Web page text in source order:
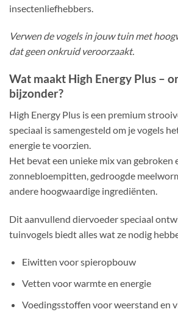
insectenliefhebbers.
Verwen de vogels in jouw tuin met
dat geen onkruid veroorzaakt.
Wat maakt High Energy Plus –
bijzonder?
High Energy Plus is een premium
speciaal is samengesteld om je vogels
energie te voorzien.
Het bevat een unieke mix van gebroken
zonnebloempitten, gedroogde
andere hoogwaardige ingrediënten.
Dit aanvullend diervoeder speciaal
tuinvogels biedt alles wat ze nodig
Eiwitten voor spieropbouw
Vetten voor warmte en energie
Voedingsstoffen voor weerstand en